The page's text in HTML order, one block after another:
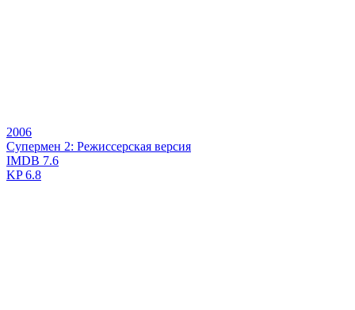
2006
Супермен 2: Режиссерская версия
IMDB 7.6
KP6.8